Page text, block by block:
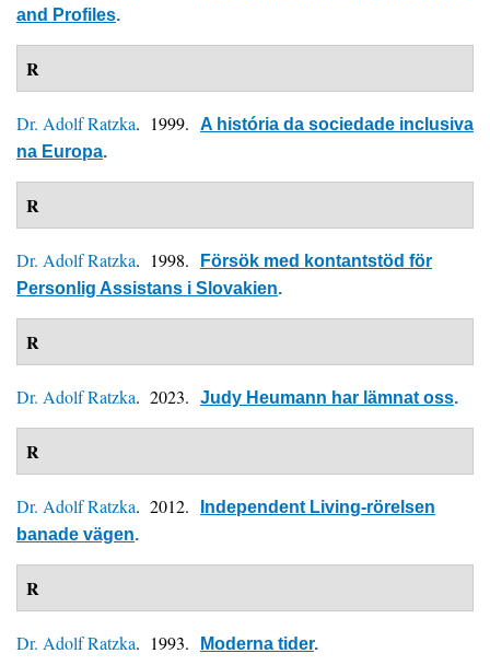
and Profiles.
R
Dr. Adolf Ratzka. 1999.
A história da sociedade inclusiva
na Europa.
R
Dr. Adolf Ratzka. 1998.
Försök med kontantstöd för
Personlig Assistans i Slovakien.
R
Dr. Adolf Ratzka. 2023. Judy Heumann har lämnat oss.
R
Dr. Adolf Ratzka. 2012.
Independent Living-rörelsen
banade vägen.
R
Dr. Adolf Ratzka. 1993. Moderna tider.